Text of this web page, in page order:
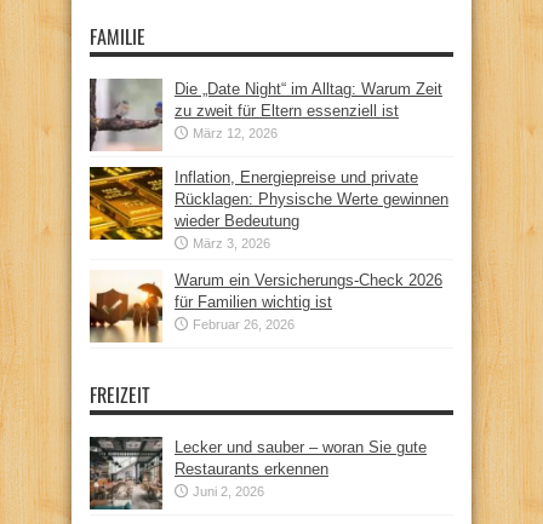
FAMILIE
Die „Date Night“ im Alltag: Warum Zeit
zu zweit für Eltern essenziell ist
März 12, 2026
Inflation, Energiepreise und private
Rücklagen: Physische Werte gewinnen
wieder Bedeutung
März 3, 2026
Warum ein Versicherungs-Check 2026
für Familien wichtig ist
Februar 26, 2026
FREIZEIT
Lecker und sauber – woran Sie gute
Restaurants erkennen
Juni 2, 2026